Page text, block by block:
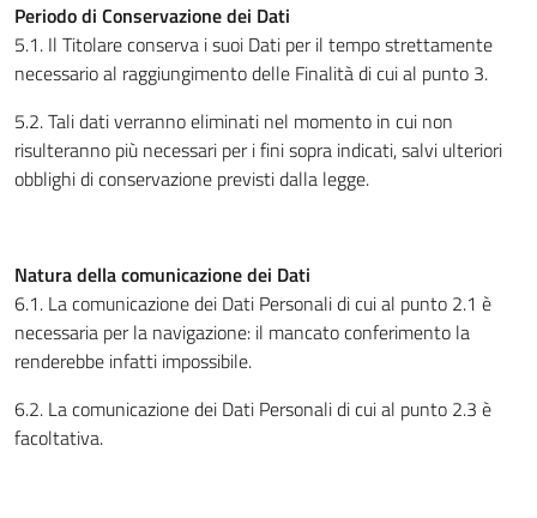
Periodo di Conservazione dei Dati
5.1. Il Titolare conserva i suoi Dati per il tempo strettamente
necessario al raggiungimento delle Finalità di cui al punto 3.
5.2. Tali dati verranno eliminati nel momento in cui non
risulteranno più necessari per i fini sopra indicati, salvi ulteriori
obblighi di conservazione previsti dalla legge.
Natura della comunicazione dei Dati
6.1. La comunicazione dei Dati Personali di cui al punto 2.1 è
necessaria per la navigazione: il mancato conferimento la
renderebbe infatti impossibile.
6.2. La comunicazione dei Dati Personali di cui al punto 2.3 è
facoltativa.